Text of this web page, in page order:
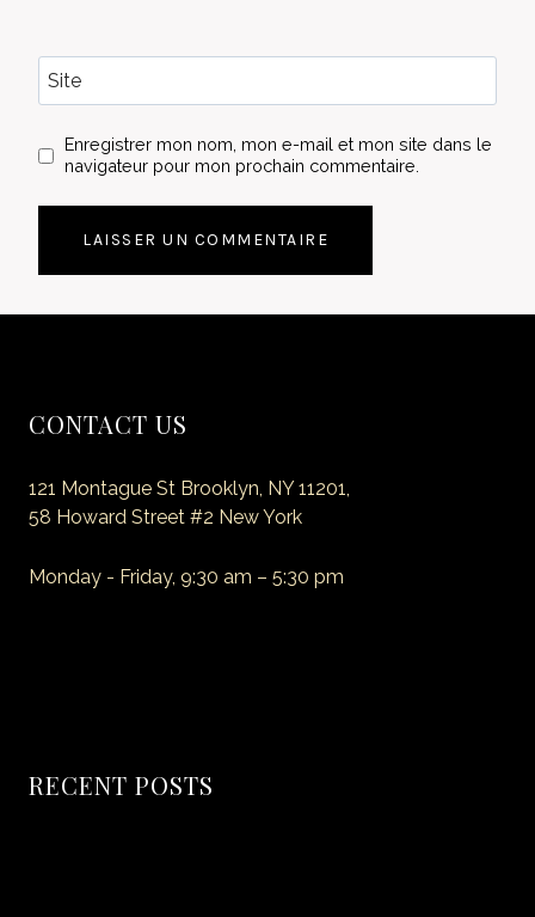
Site
Enregistrer mon nom, mon e-mail et mon site dans le
navigateur pour mon prochain commentaire.
CONTACT US
121 Montague St Brooklyn, NY 11201,
58 Howard Street #2 New York
Monday - Friday, 9:30 am – 5:30 pm
RECENT POSTS